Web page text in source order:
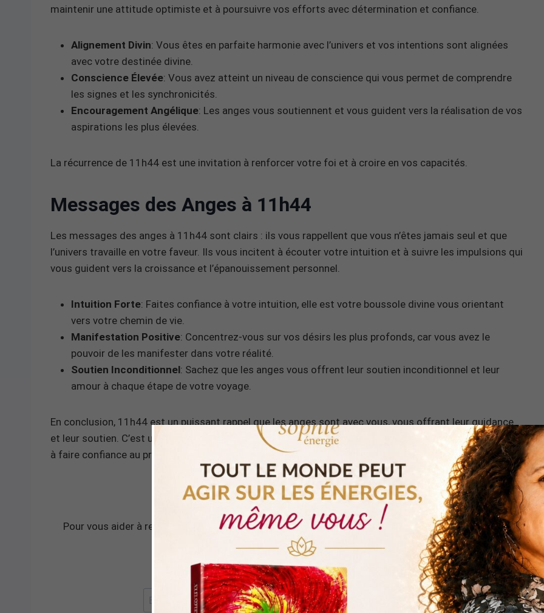
maintenir une attitude optimiste et à poursuivre vos efforts avec détermination et confiance.
Alignement Divin: Vous êtes en parfaite harmonie avec l’univers et vos intentions sont alignées
avec votre destinée divine.
Conscience Élevée: Vous avez atteint un niveau de conscience qui vous permet de comprendre
les signes et les synchronicités.
Encouragement Angélique: Les anges vous soutiennent et vous guident vers la réalisation de vos
aspirations les plus élevées.
La récurrence de 11h44 est une invitation à renforcer votre foi et à croire en vos capacités.
Messages des Anges à 11h44
Les messages des anges à 11h44 sont clairs : ils vous rappellent que vous n’êtes jamais seul et que
l’univers travaille en votre faveur. Ils vous incitent à écouter votre intuition et à suivre les impulsions qui
vous guident vers la croissance et l’épanouissement personnel.
Intuition Forte: Faites confiance à votre intuition, elle est votre boussole divine vous orientant
vers votre chemin de vie.
Manifestation Positive: Concentrez-vous sur vos désirs les plus profonds, car vous avez le
pouvoir de les manifester dans votre réalité.
Soutien Inconditionnel: Sachez que les anges vous offrent leur soutien inconditionnel et leur
amour à chaque étape de votre voyage.
En conclusion, 11h44 est un puissant rappel que les anges sont avec vous, vous offrant leur guidance
et leur soutien. C’est un appel à maintenir une attitude positive, à rester concentré sur vos objectifs et
à faire confiance au processus divin qui se déroule dans votre vie.
Pour vous aider à rester dans l’instant présent et vous ouvir à l’abondance dans votre vie, voici une
méditation de lâcher prise offerte